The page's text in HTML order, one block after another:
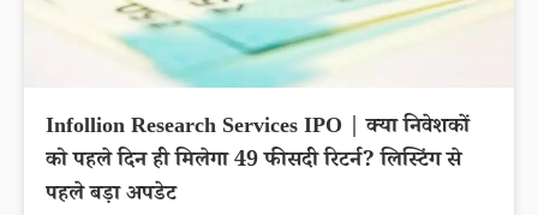
Infollion Research Services IPO | क्या निवेशकों
को पहले दिन ही मिलेगा 49 फीसदी रिटर्न? लिस्टिंग से
पहले बड़ा अपडेट